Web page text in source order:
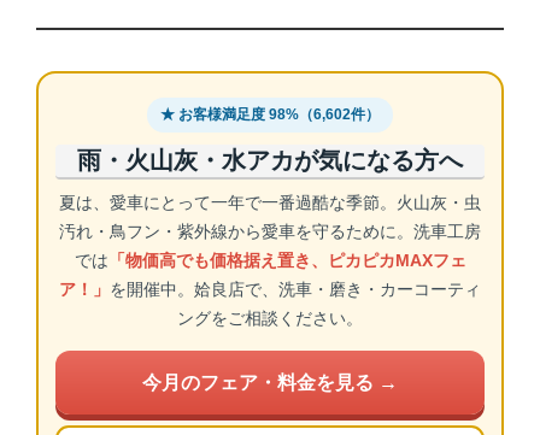
★ お客様満足度 98%（6,602件）
雨・火山灰・水アカが気になる方へ
夏は、愛車にとって一年で一番過酷な季節。火山灰・虫
汚れ・鳥フン・紫外線から愛車を守るために。洗車工房
では 「物価高でも価格据え置き、ピカピカMAXフェ
ア！」 を開催中。姶良店で、洗車・磨き・カーコーティ
ングをご相談ください。
今月のフェア・料金を見る →